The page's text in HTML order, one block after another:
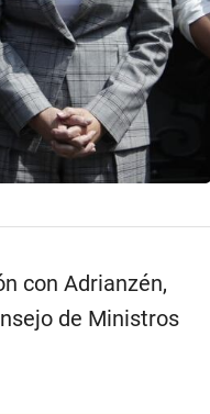
con Adrianzén,
de Ministros